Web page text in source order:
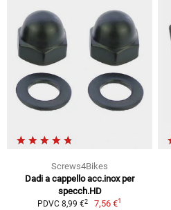
Screws4Bikes
Dadi a cappello acc.inox per
specch.HD
PDVC 8,99 €2 7,56 €1